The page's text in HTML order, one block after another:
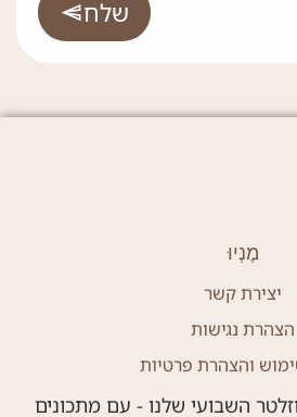
שלח
מֶנְיוּ
יצירת קשר
הצהרת נגישות
והצהרת פרטיות
השבועי שלנו - עם מתכונים